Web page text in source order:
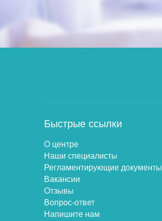
Быстрые ссылки
О центре
Наши специалисты
Регламентирующие документы
Вакансии
Отзывы
Вопрос-ответ
Напишите нам